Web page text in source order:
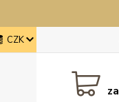
CZK
za